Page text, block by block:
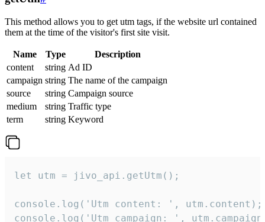
This method allows you to get utm tags, if the website url contained
them at the time of the visitor's first site visit.
Name Type
Description
content
string Ad ID
campaign string The name of the campaign
source
string Campaign source
medium
string Traffic type
term
string Keyword
let utm = jivo_api.getUtm();
console.log('Utm content: ', utm.content);
console.log('Utm campaign: ',